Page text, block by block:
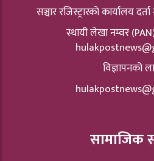
सञ्चार रजिस्ट्रारकाे कार्यालय
स्थायी लेखा नम्वर
विज्ञापनको
सामाजिक